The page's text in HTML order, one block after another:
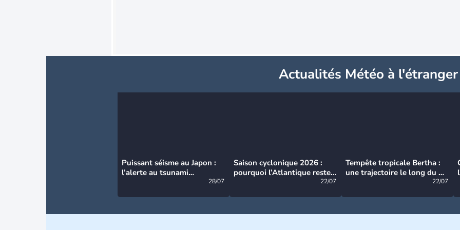
Actualités Météo à l'étranger
Puissant séisme au Japon :
l’alerte au tsunami
28/07
Saison cyclonique 2026 :
pourquoi l’Atlantique reste
22/07
Tempête tropicale Bertha :
une trajectoire le long du du
22/07